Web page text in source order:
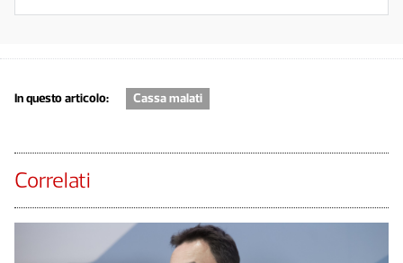
In questo articolo: Cassa malati
Correlati